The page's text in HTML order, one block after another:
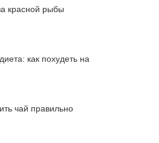
красной рыбы
как похудеть на
чай правильно